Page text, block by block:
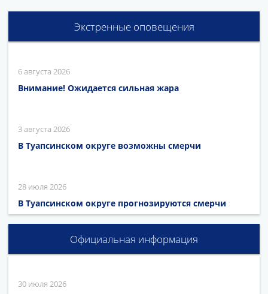
Экстренные оповещения
6 августа 2026
Внимание! Ожидается сильная жара
3 августа 2026
В Туапсинском округе возможны смерчи
28 июля 2026
В Туапсинском округе прогнозируются смерчи
Официальная информация
30 июля 2026